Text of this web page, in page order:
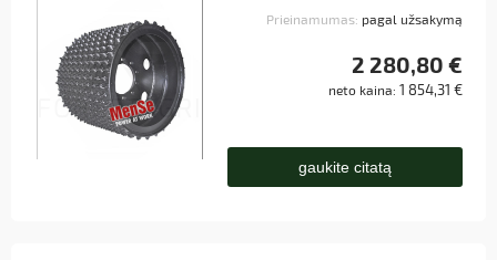
Prieinamumas: pagal užsakymą
2 280,80 €
neto kaina: 1 854,31 €
gaukite citatą